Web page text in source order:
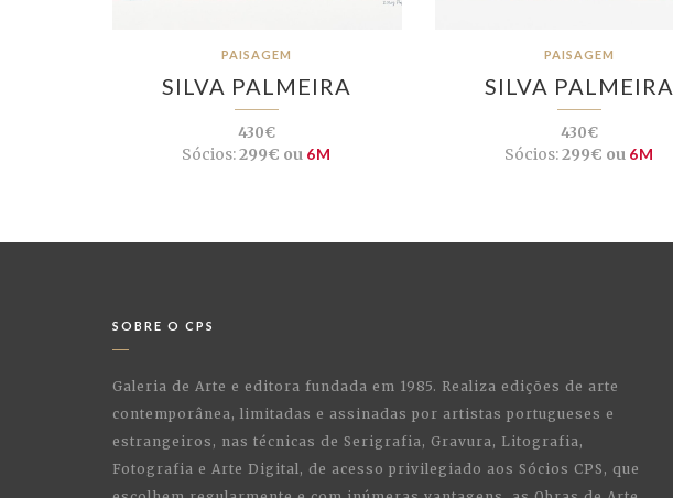
PAISAGEM
SILVA PALMEIRA
430€
Sócios:299€ ou 6M
PAISAGEM
SILVA PALMEIRA
430€
Sócios:299€ ou 6M
SOBRE O CPS
Galeria de Arte e editora fundada em 1985. Realiza edições de arte
contemporânea, limitadas e assinadas por artistas portugueses e
estrangeiros, nas técnicas de Serigrafia, Gravura, Litografia,
Fotografia e Arte Digital, de acesso privilegiado aos Sócios CPS, que